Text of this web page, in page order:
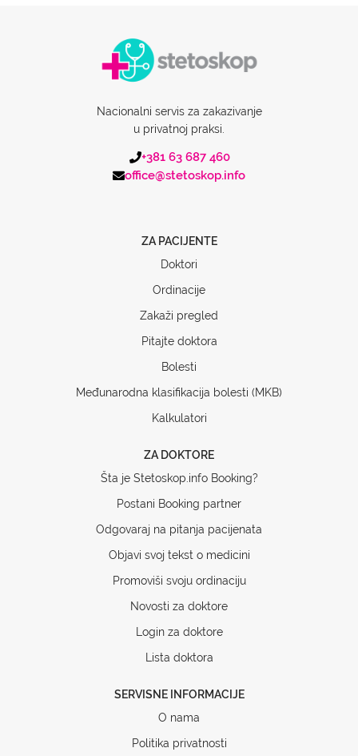
Nacionalni servis za zakazivanje
u privatnoj praksi.
+381 63 687 460
office@stetoskop.info
ZA PACIJENTE
Doktori
Ordinacije
Zakaži pregled
Pitajte doktora
Bolesti
Međunarodna klasifikacija bolesti (MKB)
Kalkulatori
ZA DOKTORE
Šta je Stetoskop.info Booking?
Postani Booking partner
Odgovaraj na pitanja pacijenata
Objavi svoj tekst o medicini
Promoviši svoju ordinaciju
Novosti za doktore
Login za doktore
Lista doktora
SERVISNE INFORMACIJE
O nama
Politika privatnosti